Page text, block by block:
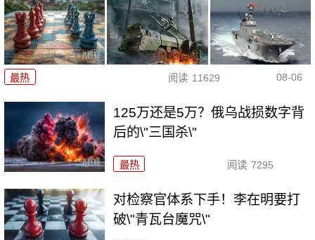
最热 阅读 11629 08-06
125万还是5万？俄乌战损数字背
后的\"三国杀\"
最热 阅读 7295
对检察官体系下手！李在明要打
破\"青瓦台魔咒\"